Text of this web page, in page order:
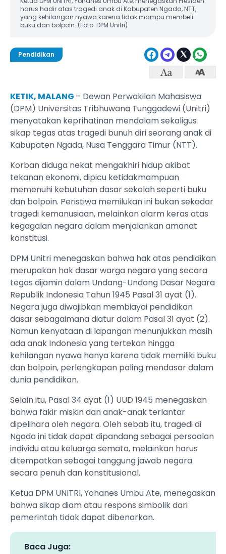
harus hadir atas tragedi anak di Kabupaten Ngada, NTT,
yang kehilangan nyawa karena tidak mampu membeli
buku dan bolpoin. (Foto: DPM Unitri)
Pendidikan
KETIK, MALANG – Dewan Perwakilan Mahasiswa
(DPM) Universitas Tribhuwana Tunggadewi (Unitri)
menyatakan keprihatinan mendalam sekaligus
sikap tegas atas tragedi bunuh diri seorang anak di
Kabupaten Ngada, Nusa Tenggara Timur (NTT).
Korban diduga nekat mengakhiri hidup akibat
tekanan ekonomi, dipicu ketidakmampuan
memenuhi kebutuhan dasar sekolah seperti buku
dan bolpoin. Peristiwa memilukan ini bukan sekadar
tragedi kemanusiaan, melainkan alarm keras atas
kegagalan negara dalam menjalankan amanat
konstitusi.
DPM Unitri menegaskan bahwa hak atas pendidikan
merupakan hak dasar warga negara yang secara
tegas dijamin dalam Undang-Undang Dasar Negara
Republik Indonesia Tahun 1945 Pasal 31 ayat (1).
Negara juga diwajibkan membiayai pendidikan
dasar sebagaimana diatur dalam Pasal 31 ayat (2).
Namun kenyataan di lapangan menunjukkan masih
ada anak Indonesia yang tertekan hingga
kehilangan nyawa hanya karena tidak memiliki buku
dan bolpoin, perlengkapan paling mendasar dalam
dunia pendidikan.
Selain itu, Pasal 34 ayat (1) UUD 1945 menegaskan
bahwa fakir miskin dan anak-anak terlantar
dipelihara oleh negara. Oleh sebab itu, tragedi di
Ngada ini tidak dapat dipandang sebagai persoalan
individu atau keluarga semata, melainkan harus
ditempatkan sebagai tanggung jawab negara
secara penuh dan konstitusional.
Ketua DPM UNITRI, Yohanes Umbu Ate, menegaskan
bahwa sikap diam atau respons simbolik dari
pemerintah tidak dapat dibenarkan.
Baca Juga: